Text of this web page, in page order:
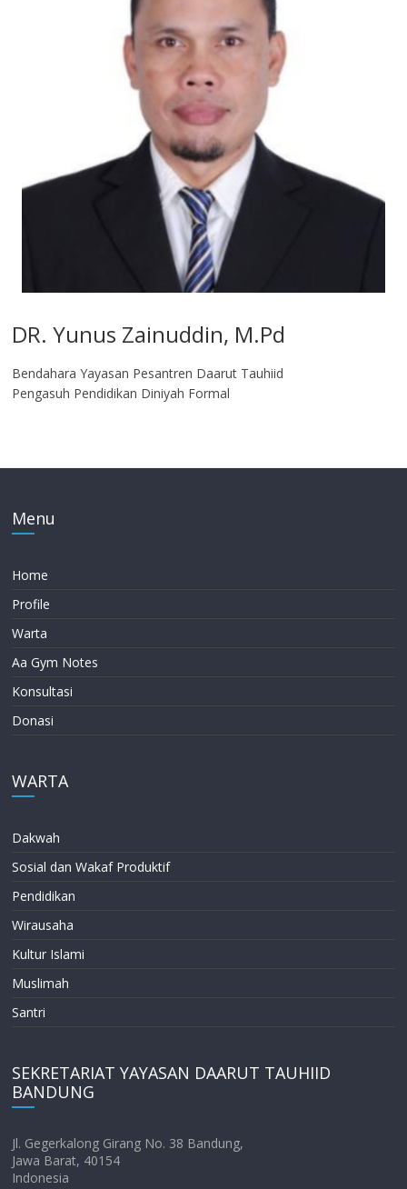
DR. Yunus Zainuddin, M.Pd
Bendahara Yayasan Pesantren Daarut Tauhiid
Pengasuh Pendidikan Diniyah Formal
Menu
Home
Profile
Warta
Aa Gym Notes
Konsultasi
Donasi
WARTA
Dakwah
Sosial dan Wakaf Produktif
Pendidikan
Wirausaha
Kultur Islami
Muslimah
Santri
SEKRETARIAT YAYASAN DAARUT TAUHIID
BANDUNG
Jl. Gegerkalong Girang No. 38 Bandung,
Jawa Barat, 40154
Indonesia